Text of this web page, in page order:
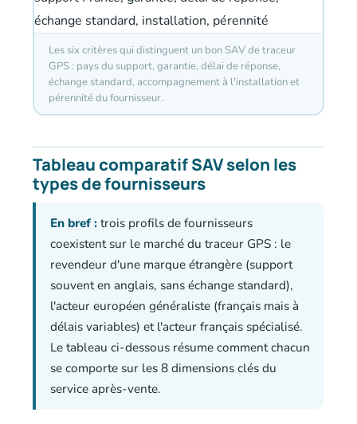
Les six critères qui distinguent un bon SAV de traceur
GPS : pays du support, garantie, délai de réponse,
échange standard, accompagnement à l'installation et
pérennité du fournisseur.
Tableau comparatif SAV selon les
types de fournisseurs
En bref :trois profils de fournisseurs
coexistent sur le marché du traceur GPS : le
revendeur d'une marque étrangère (support
souvent en anglais, sans échange standard),
l'acteur européen généraliste (français mais à
délais variables) et l'acteur français spécialisé.
Le tableau ci-dessous résume comment chacun
se comporte sur les 8 dimensions clés du
service après-vente.